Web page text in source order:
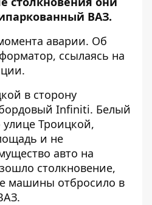
ВАЗ.
аварии. Об
, ссылаясь на
в сторону
Infiniti. Белый
Троицкой,
и не
авто на
столкновение,
машины отбросило в